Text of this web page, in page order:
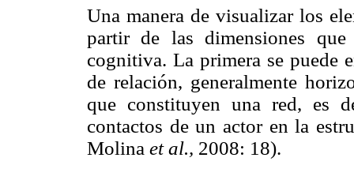
Una manera de visualizar los
partir de las dimensiones
cognitiva. La primera se puede
de relación, generalmente
que constituyen una red, es
contactos de un actor en la
Molina et al., 2008: 18).